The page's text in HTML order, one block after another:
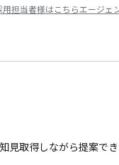
用担当者様はこちらエージェ
見取得しながら提案で